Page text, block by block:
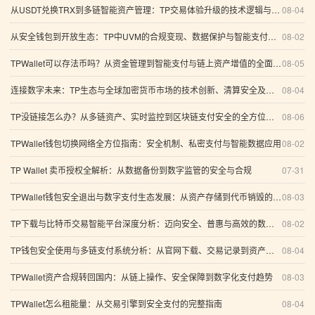
08-04
从USDT兑换TRX到多链智能资产管理：TP交易体验升级的技术逻辑与安全边界
08-02
从安全钱包到开放生态：TP中UVM的合规变现、数据保护与智能支付新路径
08-05
TPWallet可以存法币吗？从资金管理到智能支付与链上资产增值的全面分析
08-04
连接数字未来：TP生态与全球加密货币市场的技术创新、清算安全及智能资产管理之道
08-06
TP没链接怎么办？从多链资产、实时监控到区块链支付安全的全方位分析
08-02
TPWallet钱包切换网络全方位指南：安全机制、私密支付与智能数据应用
07-31
TP Wallet 卖币授权全解析：从数据备份到数字监管的安全与合规
08-03
TPWallet钱包安全退出与数字支付生态发展：从资产存储到代币销毁的系统分析
08-02
TP下载与比特币交易智能平台深度分析：迈向安全、普惠与高效的数字资产未来
08-04
TP钱包安全使用与多链支付系统分析：从官网下载、交易记录到资产保护
08-03
TPWallet资产合规转回国内：从链上操作、安全保障到数字化支付趋势
08-04
TPWallet怎么租能量：从交易引擎到安全支付的完整指南